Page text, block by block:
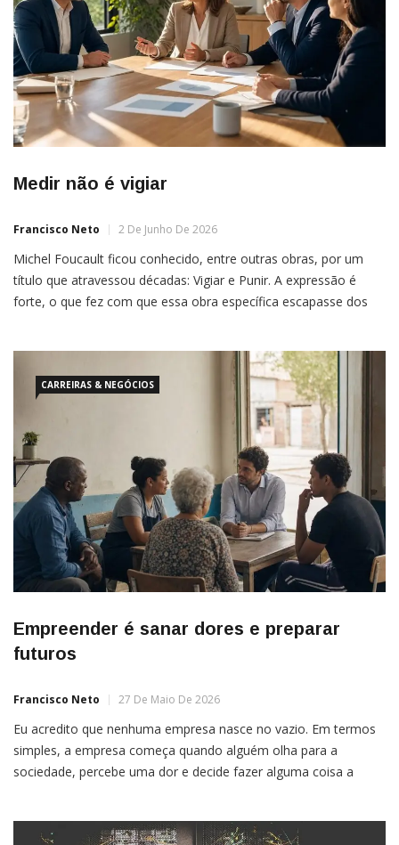
Medir não é vigiar
Francisco Neto 2 De Junho De 2026
Michel Foucault ficou conhecido, entre outras obras, por um
título que atravessou décadas: Vigiar e Punir. A expressão é
forte, o que fez com que essa obra específica escapasse dos
onde pessoas são observadas, avaliadas e conduzidas. Mas é
CARREIRAS & NEGÓCIOS
Empreender é sanar dores e preparar
futuros
Francisco Neto 27 De Maio De 2026
Eu acredito que nenhuma empresa nasce no vazio. Em termos
simples, a empresa começa quando alguém olha para a
sociedade, percebe uma dor e decide fazer alguma coisa a
uma demanda humana pedindo resposta. Às vezes, […]